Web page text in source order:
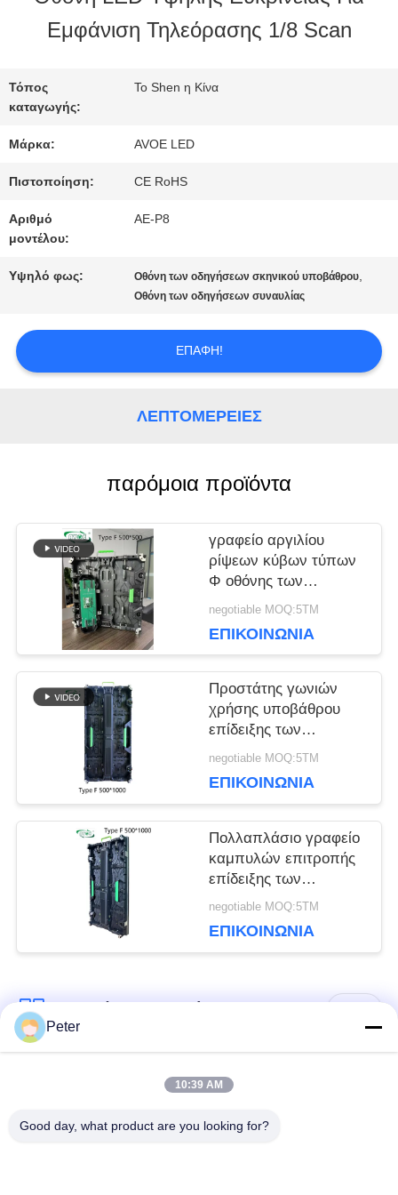
ΣΤΟ
ΕΠΙΚΟΙΝΩΝΉΣΤΕ
ΜΑΖΊ
ΕΙΔΉΣΕΙΣ
ΖΗΤΉΣΤΕ
ΜΙΑ
ΠΡΟΣΦΟΡΆ
ΧΆΡΤΗΣ
ΙΣΤΌΤΟΠΟΥ
ΠΟΛΙΤΙΚΉ
ΜΥΣΤΙΚΌΤΗΤΑΣ
Εμφάνιση Τηλεόρασης 1/8 Scan
Τόπος
καταγωγής:
Το Shen η Κίνα
Μάρκα: AVOE LED
Πιστοποίηση: CE RoHS
Αριθμό
μοντέλου:
AE-P8
Υψηλό φως: Οθόνη των οδηγήσεων σκηνικού υποβάθρου,
Οθόνη των οδηγήσεων συναυλίας
ΕΠΑΦΉ!
ΛΕΠΤΟΜΈΡΕΙΕΣ
παρόμοια προϊόντα
γραφείο αργιλίου
ρίψεων κύβων τύπων
Φ οθόνης των
οδηγήσεων συναυλίας
negotiable MOQ:5ΤΜ
ΕΠΙΚΟΙΝΩΝΊΑ
Προστάτης γωνιών
χρήσης υποβάθρου
επίδειξης των
οδηγήσεων σκηνικού
1R1G1B
negotiable MOQ:5ΤΜ
ΕΠΙΚΟΙΝΩΝΊΑ
Πολλαπλάσιο γραφείο
καμπυλών επιτροπής
επίδειξης των
οδηγήσεων σκηνικού
negotiable MOQ:5ΤΜ
ΕΠΙΚΟΙΝΩΝΊΑ
Λαϊκή κατηγορία
Εσωτερική οθόνη
Peter
10:39 AM
Good day, what product are you looking for?